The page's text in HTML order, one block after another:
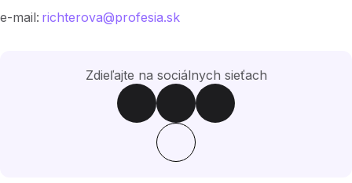
e-mail: richterova@profesia.sk
Zdieľajte na sociálnych sieťach